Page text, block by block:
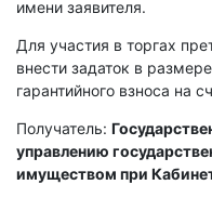
имени заявителя.
Для участия в торгах
внести задаток в
гарантийного взноса на
Получатель:
управлению
имуществом при